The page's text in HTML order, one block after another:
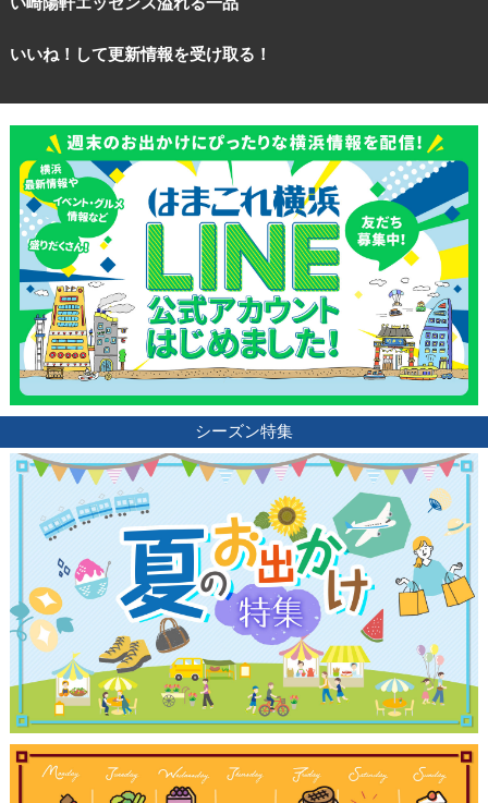
いいね！して更新情報を受け取る！
シーズン特集
観光ガイド
ランキング
サイトについて